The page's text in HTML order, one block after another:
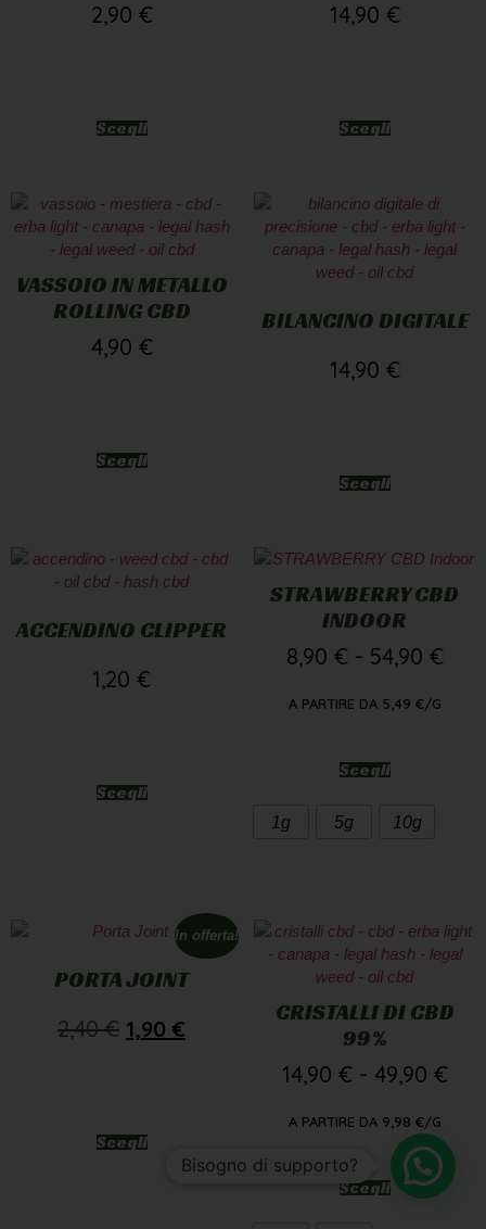
2,90 €
Scegli
14,90 €
Scegli
VASSOIO IN METALLO
ROLLING CBD
4,90 €
Scegli
BILANCINO DIGITALE
14,90 €
Scegli
ACCENDINO CLIPPER
1,20 €
Scegli
STRAWBERRY CBD
INDOOR
8,90 € - 54,90 €
A PARTIRE DA 5,49 €/G
Scegli
1g 5g 10g
In offerta!
PORTA JOINT
2,40€ 1,90 €
Scegli
CRISTALLI DI CBD
99%
14,90 € - 49,90 €
A PARTIRE DA 9,98 €/G
Scegli
Bisogno di supporto?